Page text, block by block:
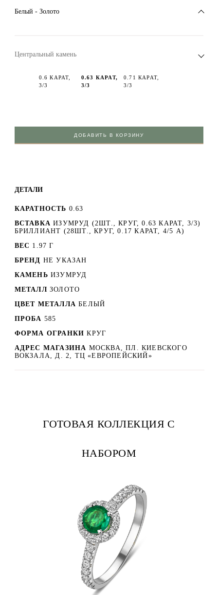
Белый - Золото
Центральный камень
0.6 КАРАТ,
3/3
0.63 КАРАТ,
3/3
0.71 КАРАТ,
3/3
ДОБАВИТЬ В КОРЗИНУ
ДЕТАЛИ
КАРАТНОСТЬ 0.63
ВСТАВКА ИЗУМРУД (2ШТ., КРУГ, 0.63 КАРАТ, 3/3)
БРИЛЛИАНТ (28ШТ., КРУГ, 0.17 КАРАТ, 4/5 А)
ВЕС 1.97 Г
БРЕНД НЕ УКАЗАН
КАМЕНЬ ИЗУМРУД
МЕТАЛЛ ЗОЛОТО
ЦВЕТ МЕТАЛЛА БЕЛЫЙ
ПРОБА 585
ФОРМА ОГРАНКИ КРУГ
АДРЕС МАГАЗИНА МОСКВА, ПЛ. КИЕВСКОГО
ВОКЗАЛА, Д. 2, ТЦ «ЕВРОПЕЙСКИЙ»
ГОТОВАЯ КОЛЛЕКЦИЯ С
НАБОРОМ